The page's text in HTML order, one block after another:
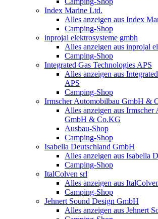
Index Marine Ltd.
Alles anzeigen aus Index
Camping-Shop
inprojal elektrosysteme gmbh
Alles anzeigen aus inprojal
Camping-Shop
Integrated Gas Technologies APS
Alles anzeigen aus
APS
Camping-Shop
Irmscher Automobilbau GmbH &
Alles anzeigen aus Irmscher
GmbH & Co.KG
Ausbau-Shop
Camping-Shop
Isabella Deutschland GmbH
Alles anzeigen aus Isabella
Camping-Shop
ItalColven srl
Alles anzeigen aus
Camping-Shop
Jehnert Sound Design GmbH
Alles anzeigen aus Jehnert